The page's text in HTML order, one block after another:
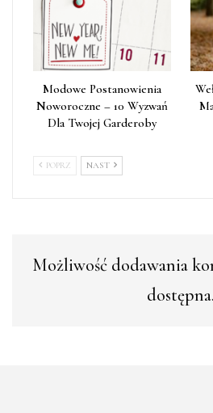
Modowe Postanowienia
Noworoczne – 10 Wyzwań
Dla Twojej Garderoby
POPRZ NAST
Możliwość dodawania
dostępna.